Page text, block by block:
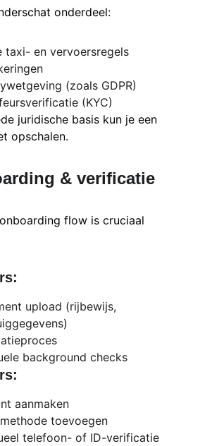
onderdeel:
taxi- en vervoersregels
(zoals GDPR)
(KYC)
juridische basis kun je een
opschalen.
& verificatie
flow is cruciaal
upload (rijbewijs,
background checks
aanmaken
toevoegen
telefoon- of ID-verificatie